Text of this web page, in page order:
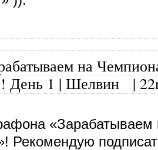
на
День 1 | Шелвин|
«Зарабатываем
Рекомендую